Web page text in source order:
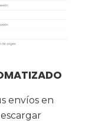
envíos en